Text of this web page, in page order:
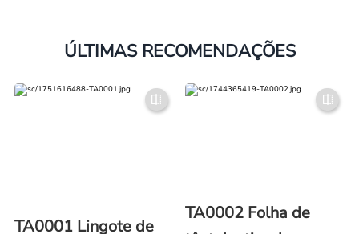
ÚLTIMAS RECOMENDAÇÕES
TA0001 Lingote de
TA0002 Folha de